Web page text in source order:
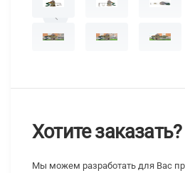
Хотите заказать?
Мы можем разработать для Вас